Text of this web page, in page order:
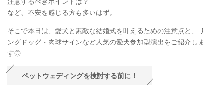
など、不安を感じる方も多いはず。
そこで本日は、愛犬と素敵な結婚式を叶えるための注意点と、リ
ングドッグ・肉球サインなど人気の愛犬参加型演出をご紹介しま
す◎
ペットウェディングを検討する前に！